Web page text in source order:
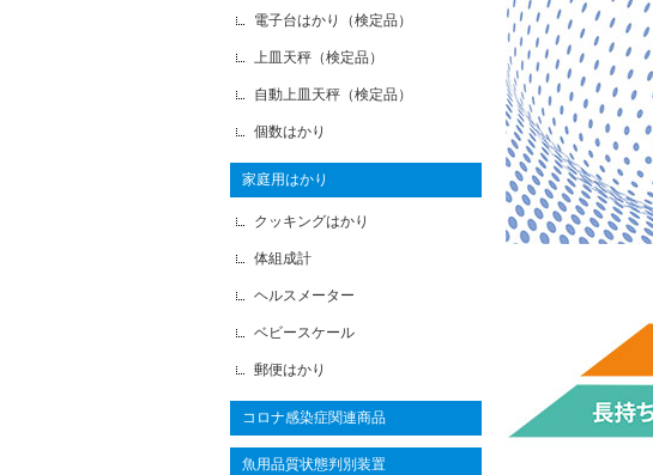
電子台はかり（検定品）
上皿天秤（検定品）
自動上皿天秤（検定品）
個数はかり
家庭用はかり
クッキングはかり
体組成計
ヘルスメーター
ベビースケール
郵便はかり
コロナ感染症関連商品
魚用品質状態判別装置